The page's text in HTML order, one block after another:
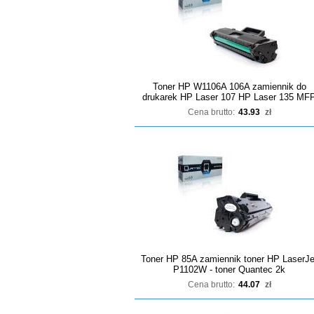
Toner HP W1106A 106A zamiennik do
drukarek HP Laser 107 HP Laser 135
Cena brutto: 43.93 zł
Toner HP 85A zamiennik toner HP
P1102W - toner Quantec 2k
Cena brutto: 44.07 zł